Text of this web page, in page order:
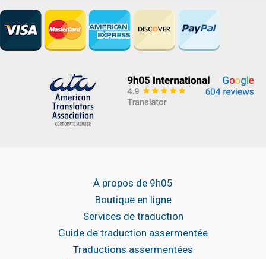
À propos de 9h05
Boutique en ligne
Services de traduction
Guide de traduction assermentée
Traductions assermentées